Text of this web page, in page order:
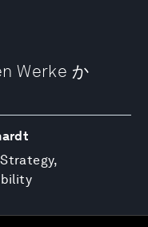
Werke か